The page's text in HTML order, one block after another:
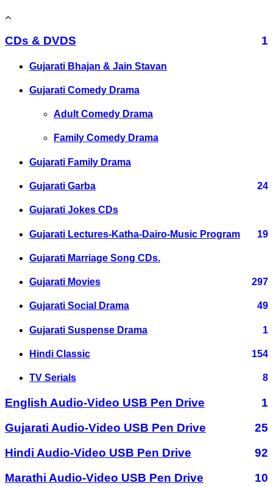
CDs & DVDS 1
Gujarati Bhajan & Jain Stavan
Gujarati Comedy Drama
Adult Comedy Drama
Family Comedy Drama
Gujarati Family Drama
Gujarati Garba 24
Gujarati Jokes CDs
Gujarati Lectures-Katha-Dairo-Music Program 19
Gujarati Marriage Song CDs.
Gujarati Movies 297
Gujarati Social Drama 49
Gujarati Suspense Drama 1
Hindi Classic 154
TV Serials 8
English Audio-Video USB Pen Drive
1
Gujarati Audio-Video USB Pen Drive
25
Hindi Audio-Video USB Pen Drive
92
Marathi Audio-Video USB Pen Drive
10